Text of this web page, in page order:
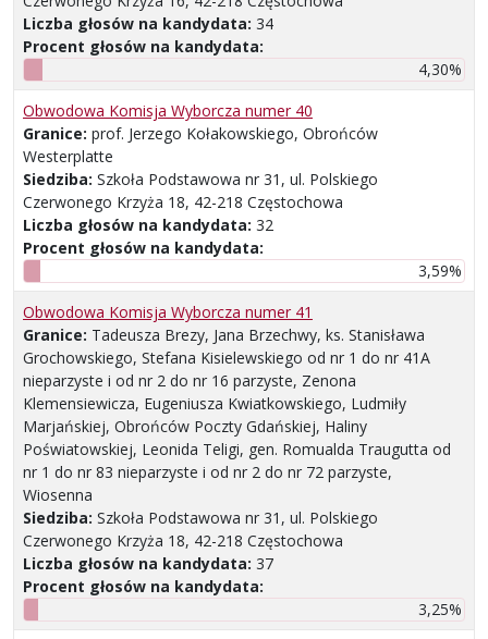
Liczba głosów na kandydata: 34
Procent głosów na kandydata:
4,30%
Obwodowa Komisja Wyborcza numer 40
Granice: prof. Jerzego Kołakowskiego, Obrońców
Westerplatte
Siedziba: Szkoła Podstawowa nr 31, ul. Polskiego
Czerwonego Krzyża 18, 42-218 Częstochowa
Liczba głosów na kandydata: 32
Procent głosów na kandydata:
3,59%
Obwodowa Komisja Wyborcza numer 41
Granice: Tadeusza Brezy, Jana Brzechwy, ks. Stanisława
Grochowskiego, Stefana Kisielewskiego od nr 1 do nr 41A
nieparzyste i od nr 2 do nr 16 parzyste, Zenona
Klemensiewicza, Eugeniusza Kwiatkowskiego, Ludmiły
Marjańskiej, Obrońców Poczty Gdańskiej, Haliny
Poświatowskiej, Leonida Teligi, gen. Romualda Traugutta od
nr 1 do nr 83 nieparzyste i od nr 2 do nr 72 parzyste,
Wiosenna
Siedziba: Szkoła Podstawowa nr 31, ul. Polskiego
Czerwonego Krzyża 18, 42-218 Częstochowa
Liczba głosów na kandydata: 37
Procent głosów na kandydata:
3,25%